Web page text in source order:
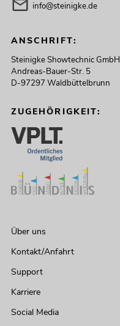
info@steinigke.de
ANSCHRIFT:
Steinigke Showtechnic GmbH
Andreas-Bauer-Str. 5
D-97297 Waldbüttelbrunn
ZUGEHÖRIGKEIT:
Über uns
Kontakt/Anfahrt
Support
Karriere
Social Media